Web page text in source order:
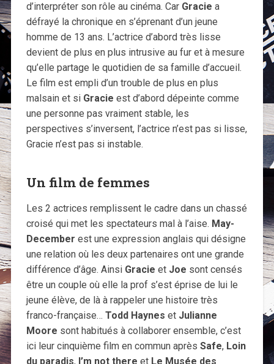
d’interpréter son rôle au cinéma. Car Gracie a
défrayé la chronique en s’éprenant d’un jeune
homme de 13 ans. L’actrice d’abord très lisse
devient de plus en plus intrusive au fur et à mesure
qu’elle partage le quotidien de sa famille d’accueil.
Le film est empli d’un trouble de plus en plus
malsain et si Gracie est d’abord dépeinte comme
une personne pas vraiment stable, les
perspectives s’inversent, l’actrice n’est pas si lisse,
Gracie n’est pas si instable.
Un film de femmes
Les 2 actrices remplissent le cadre dans un chassé
croisé qui met les spectateurs mal à l’aise. May-
December est une expression anglais qui désigne
une relation où les deux partenaires ont une grande
différence d’âge. Ainsi Gracie et Joe sont censés
être un couple où elle la prof s’est éprise de lui le
jeune élève, de là à rappeler une histoire très
franco-française… Todd Haynes et Julianne
Moore sont habitués à collaborer ensemble, c’est
ici leur cinquième film en commun après Safe,Loin
du paradis, I’m not there et Le Musée des